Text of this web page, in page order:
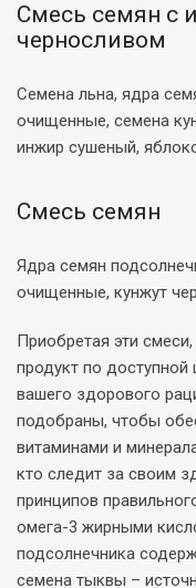
Смесь семян с
черносливом
Семена льна, ядра
очищенные, семена
инжир сушеный,
Смесь семян
Ядра семян
очищенные, кунжут
Приобретая эти
продукт по
вашего здорового
подобраны, чтобы
витаминами и
кто следит за своим
принципов
омега-3 жирными
подсолнечника
семена тыквы –